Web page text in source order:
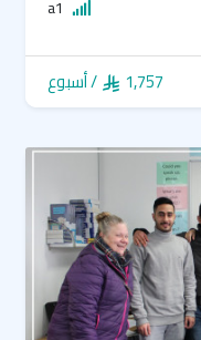
1,757 / أسبوع